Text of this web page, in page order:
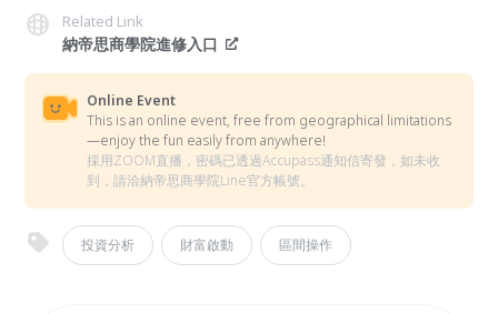
Related Link
納帝思商學院進修入口
Online Event
This is an online event, free from geographical limitations
—enjoy the fun easily from anywhere!
採用ZOOM直播，密碼已透過Accupass通知信寄發，如未收
到，請洽納帝思商學院Line官方帳號。
投資分析 財富啟動 區間操作